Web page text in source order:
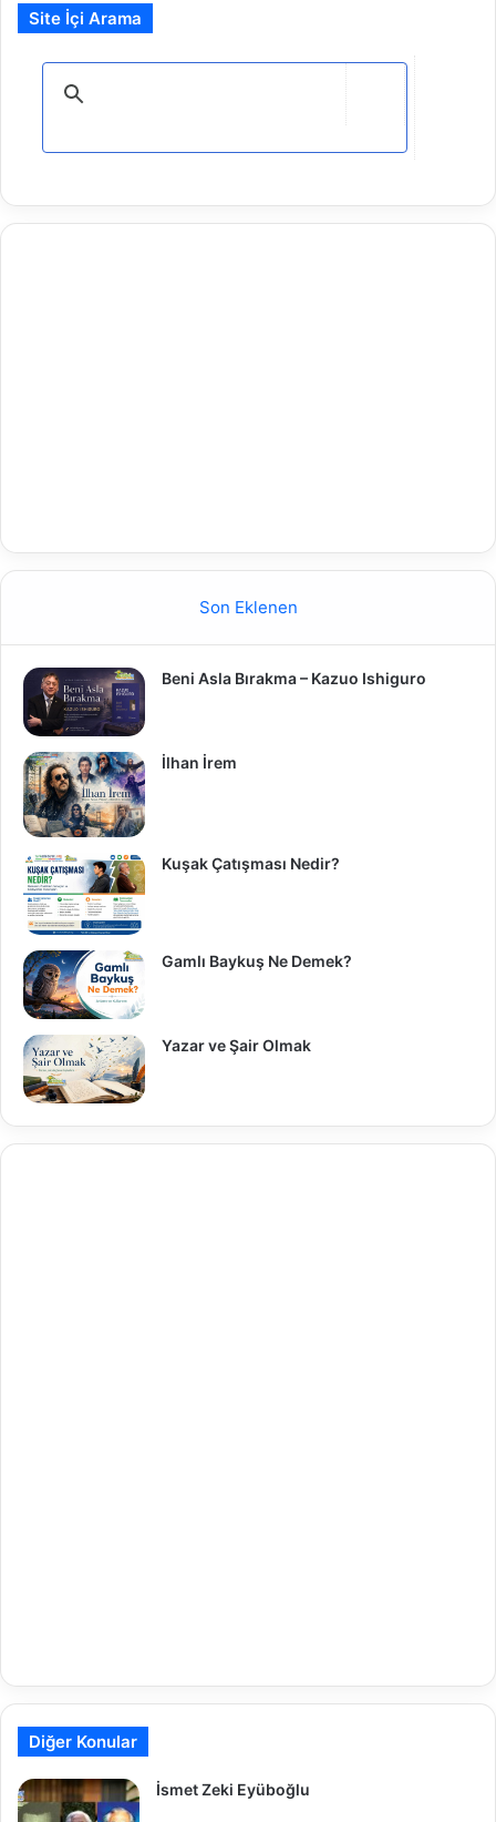
Site İçi Arama
Son Eklenen
Beni Asla Bırakma – Kazuo Ishiguro
İlhan İrem
Kuşak Çatışması Nedir?
Gamlı Baykuş Ne Demek?
Yazar ve Şair Olmak
Diğer Konular
İsmet Zeki Eyüboğlu